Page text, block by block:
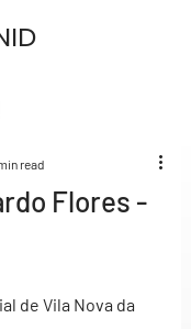
Flores -
read
de Vila Nova da